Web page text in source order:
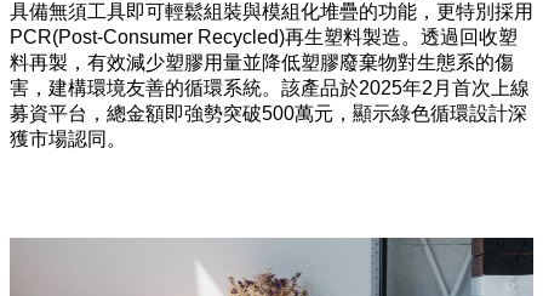
具備無須工具即可輕鬆組裝與模組化堆疊的功能，更特別採用
PCR(Post-Consumer Recycled)再生塑料製造。透過回收塑
料再製，有效減少塑膠用量並降低塑膠廢棄物對生態系的傷
害，建構環境友善的循環系統。該產品於2025年2月首次上線
募資平台，總金額即強勢突破500萬元，顯示綠色循環設計深
獲市場認同。